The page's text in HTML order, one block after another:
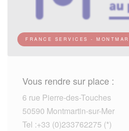
FRANCE SERVICES -
Vous rendre sur place :
6 rue Pierre-des-Touches
50590 Montmartin-sur-Mer
Tel :+33 (0)233762275 (*)